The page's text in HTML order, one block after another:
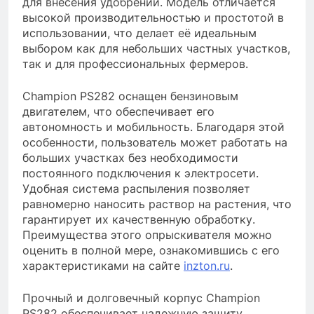
высокой производительностью и простотой в
использовании, что делает её идеальным
выбором как для небольших частных участков,
так и для профессиональных фермеров.
Champion PS282 оснащен бензиновым
двигателем, что обеспечивает его
автономность и мобильность. Благодаря этой
особенности, пользователь может работать на
больших участках без необходимости
постоянного подключения к электросети.
Удобная система распыления позволяет
равномерно наносить раствор на растения, что
гарантирует их качественную обработку.
Преимущества этого опрыскивателя можно
оценить в полной мере, ознакомившись с его
характеристиками на сайте inzton.ru.
Прочный и долговечный корпус Champion